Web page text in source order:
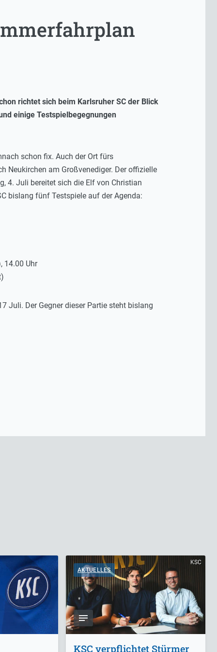
richtet sich beim Karlsruher SC der Blick
einige Testspielbegegnungen
schon fix. Auch der Ort fürs
Neukirchen am Großvenediger. Der offizielle
4. Juli bereitet sich die Elf von Christian
bislang fünf Testspiele auf der Agenda:
14.00 Uhr
Juli. Der Gegner dieser Partie steht bislang
KSC
AKTUELLES
KSC verpflichtet Stürmer